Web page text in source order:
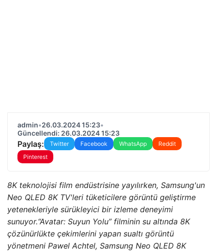
admin•26.03.2024 15:23•
Güncellendi: 26.03.2024 15:23
Paylaş: Twitter Facebook WhatsApp
Reddit
Pinterest
8K teknolojisi film endüstrisine yayılırken, Samsung'un
Neo QLED 8K TV'leri tüketicilere görüntü geliştirme
yetenekleriyle sürükleyici bir izleme deneyimi
sunuyor.“Avatar: Suyun Yolu” filminin su altında 8K
çözünürlükte çekimlerini yapan sualtı görüntü
yönetmeni Pawel Achtel, Samsung Neo QLED 8K